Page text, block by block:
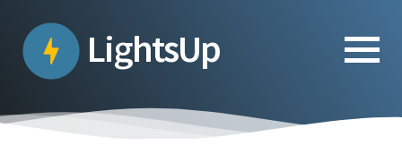
content
LightsUp